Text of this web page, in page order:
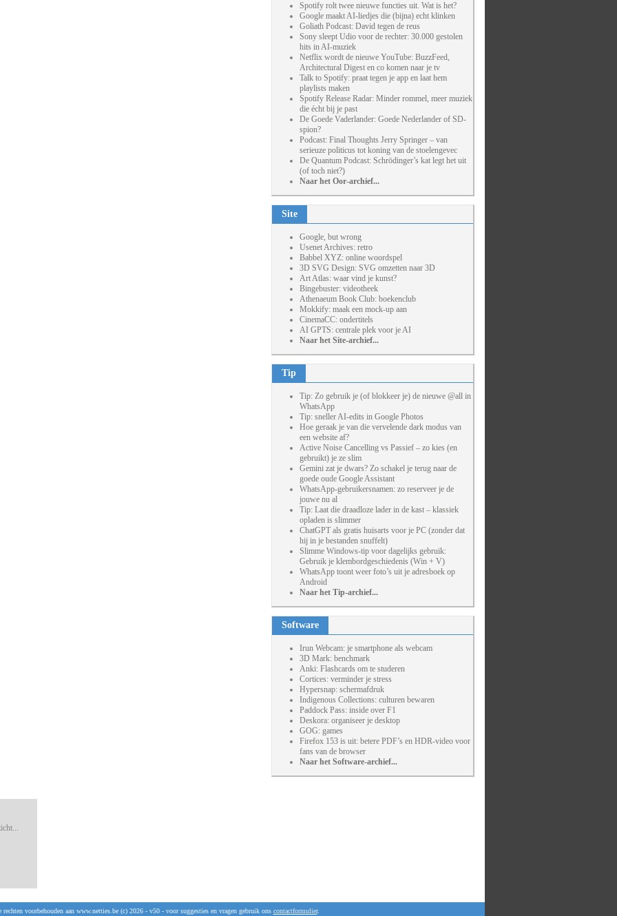
Spotify rolt twee nieuwe functies uit. Wat is het?
Google maakt AI-liedjes die (bijna) echt klinken
Goliath Podcast: David tegen de reus
Sony sleept Udio voor de rechter: 30.000 gestolen
hits in AI-muziek
Netflix wordt de nieuwe YouTube: BuzzFeed,
Architectural Digest en co komen naar je tv
Talk to Spotify: praat tegen je app en laat hem
playlists maken
Spotify Release Radar: Minder rommel, meer muziek
die écht bij je past
De Goede Vaderlander: Goede Nederlander of SD-
spion?
Podcast: Final Thoughts Jerry Springer – van
serieuze politicus tot koning van de stoelengevec
De Quantum Podcast: Schrödinger’s kat legt het uit
(of toch niet?)
Naar het Oor-archief...
Site
Google, but wrong
Usenet Archives: retro
Babbel XYZ: online woordspel
3D SVG Design: SVG omzetten naar 3D
Art Atlas: waar vind je kunst?
Bingebuster: videotheek
Athenaeum Book Club: boekenclub
Mokkify: maak een mock-up aan
CinemaCC: ondertitels
AI GPTS: centrale plek voor je AI
Naar het Site-archief...
Tip
Tip: Zo gebruik je (of blokkeer je) de nieuwe @all in
WhatsApp
Tip: sneller AI-edits in Google Photos
Hoe geraak je van die vervelende dark modus van
een website af?
Active Noise Cancelling vs Passief – zo kies (en
gebruikt) je ze slim
Gemini zat je dwars? Zo schakel je terug naar de
goede oude Google Assistant
WhatsApp-gebruikersnamen: zo reserveer je de
jouwe nu al
Tip: Laat die draadloze lader in de kast – klassiek
opladen is slimmer
ChatGPT als gratis huisarts voor je PC (zonder dat
hij in je bestanden snuffelt)
Slimme Windows-tip voor dagelijks gebruik:
Gebruik je klembordgeschiedenis (Win + V)
WhatsApp toont weer foto’s uit je adresboek op
Android
Naar het Tip-archief...
Software
Irun Webcam: je smartphone als webcam
3D Mark: benchmark
Anki: Flashcards om te studeren
Cortices: verminder je stress
Hypersnap: schermafdruk
Indigenous Collections: culturen bewaren
Paddock Pass: inside over F1
Deskora: organiseer je desktop
GOG: games
Firefox 153 is uit: betere PDF’s en HDR-video voor
fans van de browser
Naar het Software-archief...
rechten voorbehouden aan www.netties.be (c) 2026 - v50 - voor suggesties en vragen gebruik ons contactformulier.